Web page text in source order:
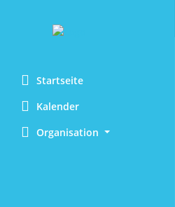
Startseite
Kalender
Organisation